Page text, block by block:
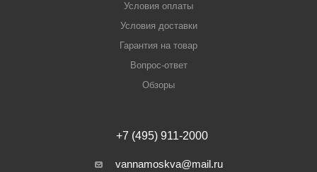
Условия оплаты
Условия доставки
Гарантия на товар
Вопрос-ответ
Обзоры
+7 (495) 911-2000
vannamoskva@mail.ru